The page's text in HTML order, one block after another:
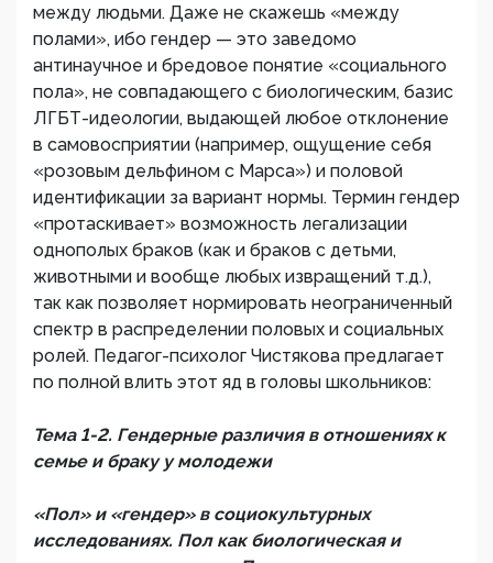
между людьми. Даже не скажешь «между
полами», ибо гендер — это заведомо
антинаучное и бредовое понятие «социального
пола», не совпадающего с биологическим, базис
ЛГБТ-идеологии, выдающей любое отклонение
в самовосприятии (например, ощущение себя
«розовым дельфином с Марса») и половой
идентификации за вариант нормы. Термин гендер
«протаскивает» возможность легализации
однополых браков (как и браков с детьми,
животными и вообще любых извращений т.д.),
так как позволяет нормировать неограниченный
спектр в распределении половых и социальных
ролей. Педагог-психолог Чистякова предлагает
по полной влить этот яд в головы школьников:
Тема 1-2. Гендерные различия в отношениях к
семье и браку у молодежи
«Пол» и «гендер» в социокультурных
исследованиях. Пол как биологическая и